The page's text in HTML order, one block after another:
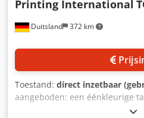
Duitsland 372 km
Printing International
Toestand: direct inzetbaar
aangeboden: een éénkleurige
Printing International.